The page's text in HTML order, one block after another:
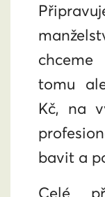
chceme
tomu
Kč, na
bavit a
Celé